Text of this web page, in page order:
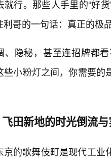
就行。那些人手里的“好
利哥的一句话：真正的极
、隐秘，甚至连招牌都
些小粉灯之间，你需要
田新地的时光倒流
京的歌舞伎町是现代工业